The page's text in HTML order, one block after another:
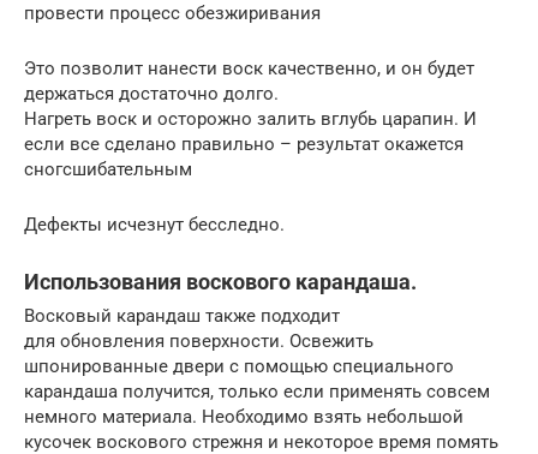
провести процесс обезжиривания
Это позволит нанести воск качественно, и он будет
держаться достаточно долго.
Нагреть воск и осторожно залить вглубь царапин. И
если все сделано правильно – результат окажется
сногсшибательным
Дефекты исчезнут бесследно.
Использования воскового карандаша.
Восковый карандаш также подходит
для обновления поверхности. Освежить
шпонированные двери с помощью специального
карандаша получится, только если применять совсем
немного материала. Необходимо взять небольшой
кусочек воскового стрежня и некоторое время помять